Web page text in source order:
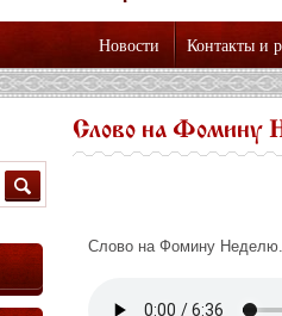
Новости Контакты и
Слово на Фомину
Слово на Фомину